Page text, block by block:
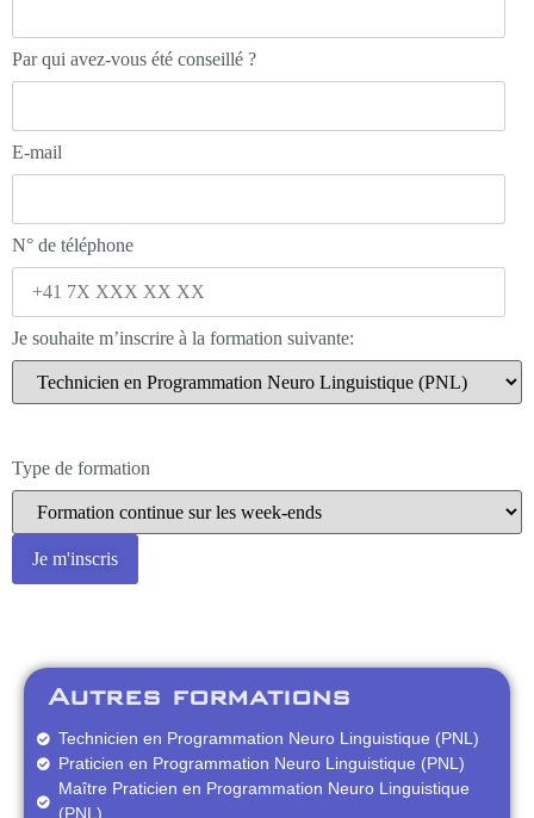
Par qui avez-vous été conseillé ?
E-mail
N° de téléphone
Je souhaite m’inscrire à la formation suivante:
Type de formation
Autres formations
Technicien en Programmation Neuro Linguistique (PNL)
Praticien en Programmation Neuro Linguistique (PNL)
Maître Praticien en Programmation Neuro Linguistique
(PNL)